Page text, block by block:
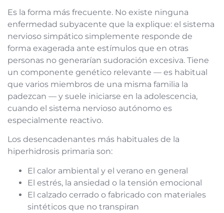
Es la forma más frecuente. No existe ninguna
enfermedad subyacente que la explique: el sistema
nervioso simpático simplemente responde de
forma exagerada ante estímulos que en otras
personas no generarían sudoración excesiva. Tiene
un componente genético relevante — es habitual
que varios miembros de una misma familia la
padezcan — y suele iniciarse en la adolescencia,
cuando el sistema nervioso autónomo es
especialmente reactivo.
Los desencadenantes más habituales de la
hiperhidrosis primaria son:
El calor ambiental y el verano en general
El estrés, la ansiedad o la tensión emocional
El calzado cerrado o fabricado con materiales
sintéticos que no transpiran